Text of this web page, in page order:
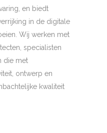
en biedt
in de digitale
Wij werken met
specialisten
die met
ontwerp en
kwaliteit